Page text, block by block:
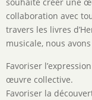
de
l'activité
souhaité créer une
collaboration avec
travers les livres
musicale, nous
Favoriser
œuvre collective.
Favoriser la